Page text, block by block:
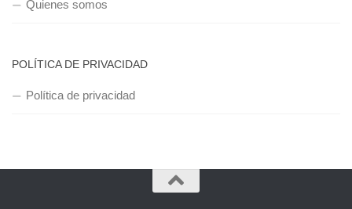
Quienes somos
POLÍTICA DE PRIVACIDAD
Política de privacidad